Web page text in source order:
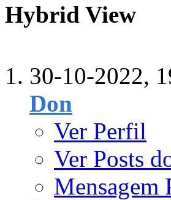
Hybrid View
30-10-2022,
Don
Ver Perfil
Ver Posts
Mensagem